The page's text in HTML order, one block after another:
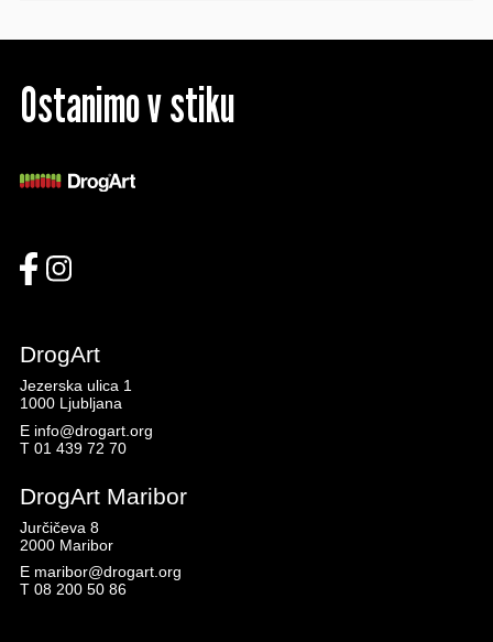
Ostanimo v stiku
DrogArt
Jezerska ulica 1
1000 Ljubljana
E info@drogart.org
T 01 439 72 70
DrogArt Maribor
Jurčičeva 8
2000 Maribor
E maribor@drogart.org
T 08 200 50 86